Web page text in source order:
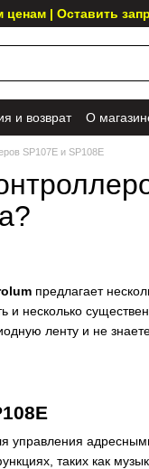
ценам | Оставить
и возврат О
SP107E и SP108E
предлагает
несколько
ленту и не
управления
таких как